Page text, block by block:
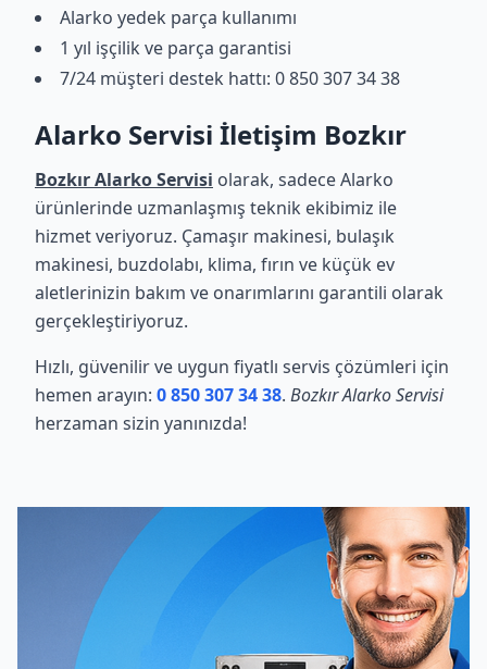
Alarko yedek parça kullanımı
1 yıl işçilik ve parça garantisi
7/24 müşteri destek hattı: 0 850 307 34 38
Alarko Servisi İletişim Bozkır
Bozkır Alarko Servisi olarak, sadece Alarko
ürünlerinde uzmanlaşmış teknik ekibimiz ile
hizmet veriyoruz. Çamaşır makinesi, bulaşık
makinesi, buzdolabı, klima, fırın ve küçük ev
aletlerinizin bakım ve onarımlarını garantili olarak
gerçekleştiriyoruz.
Hızlı, güvenilir ve uygun fiyatlı servis çözümleri için
hemen arayın: 0 850 307 34 38. Bozkır Alarko Servisi
herzaman sizin yanınızda!